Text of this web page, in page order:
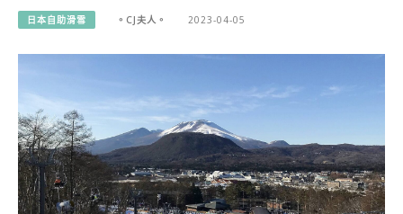
日本自助滑雪 。CJ夫人。 2023-04-05